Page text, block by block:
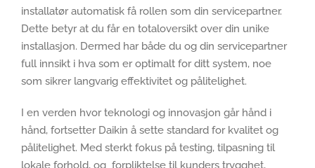
installatør automatisk få rollen som din servicepartner.
Dette betyr at du får en totaloversikt over din unike
installasjon. Dermed har både du og din servicepartner
full innsikt i hva som er optimalt for ditt system, noe
som sikrer langvarig effektivitet og pålitelighet.
I en verden hvor teknologi og innovasjon går hånd i
hånd, fortsetter Daikin å sette standard for kvalitet og
pålitelighet. Med sterkt fokus på testing, tilpasning til
lokale forhold, og forpliktelse til kunders trygghet,